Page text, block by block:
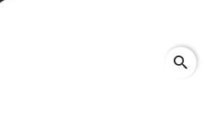
search